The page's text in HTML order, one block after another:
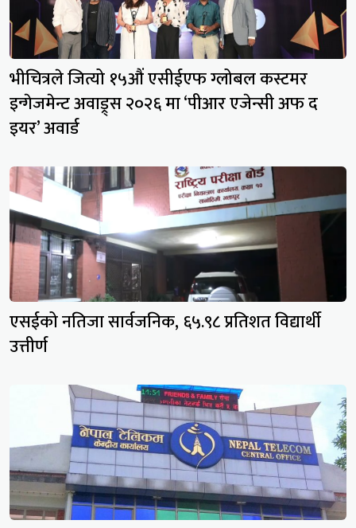
भीचित्रले जित्यो १५औं एसीईएफ ग्लोबल कस्टमर
इन्गेजमेन्ट अवाड्र्स २०२६ मा ‘पीआर एजेन्सी अफ द
इयर’ अवार्ड
एसईको नतिजा सार्वजनिक, ६५.९८ प्रतिशत विद्यार्थी
उत्तीर्ण